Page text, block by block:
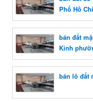
Phố Hồ
bán đất
Kỉnh
bán lô đất